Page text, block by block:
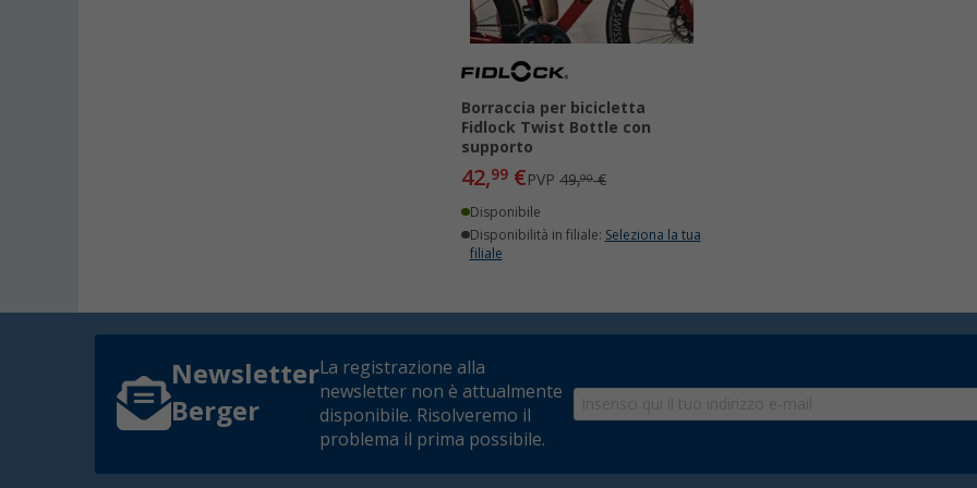
Borraccia per bicicletta
Fidlock Twist Bottle con
supporto
42,99 €PVP49,90€
Disponibile
Disponibilità in filiale: Seleziona la tua
filiale
Newsletter
Berger
La registrazione alla
newsletter non è attualmente
disponibile. Risolveremo il
problema il prima possibile.